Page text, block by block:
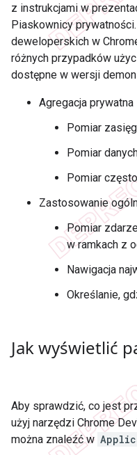
z instrukcjami w
Piaskownicy
deweloperskich w
różnych przypadków
dostępne w wersji
Agregacja prywatna
Pomiar
Pomiar
Pomiar
Zastosowanie
Pomiar
w ramkach z
Nawigacja
Określanie,
Jak wyświetlić
Aby sprawdzić, co jest
użyj narzędzi Chrome
można znaleźć w